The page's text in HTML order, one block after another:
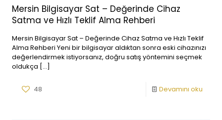
Mersin Bilgisayar Sat – Değerinde Cihaz
Satma ve Hızlı Teklif Alma Rehberi
Mersin Bilgisayar Sat – Değerinde Cihaz Satma ve Hızlı Teklif
Alma Rehberi Yeni bir bilgisayar aldıktan sonra eski cihazınızı
değerlendirmek istiyorsanız, doğru satış yöntemini seçmek
oldukça […]
48 Devamını oku